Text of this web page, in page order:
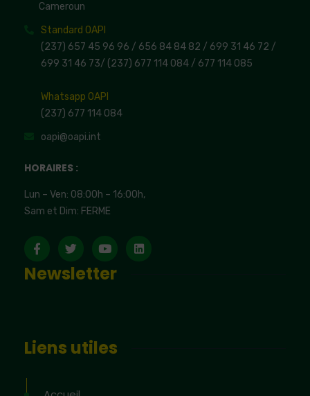
Cameroun
Standard OAPI
(237) 657 45 96 96 / 656 84 84 82 / 699 31 46 72 /
699 31 46 73/ (237) 677 114 084 / 677 114 085
Whatsapp OAPI
(237) 677 114 084
oapi@oapi.int
HORAIRES :
Lun – Ven: 08:00h – 16:00h,
Sam et Dim: FERME
Newsletter
Liens utiles